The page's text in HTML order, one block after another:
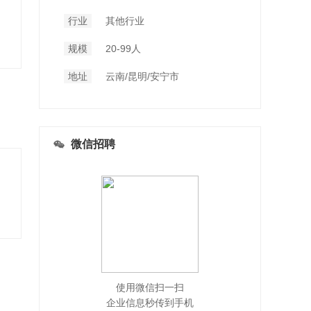
行业 其他行业
规模 20-99人
地址 云南/昆明/安宁市
微信招聘
使用微信扫一扫
企业信息秒传到手机